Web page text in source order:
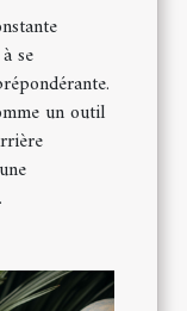
se
un outil